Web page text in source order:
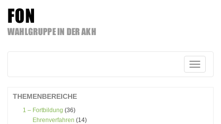
FON
WAHLGRUPPE IN DER AKH
Inhalt
Schalte
THEMENBEREICHE
1 – Fortbildung (36)
Ehrenverfahren (14)